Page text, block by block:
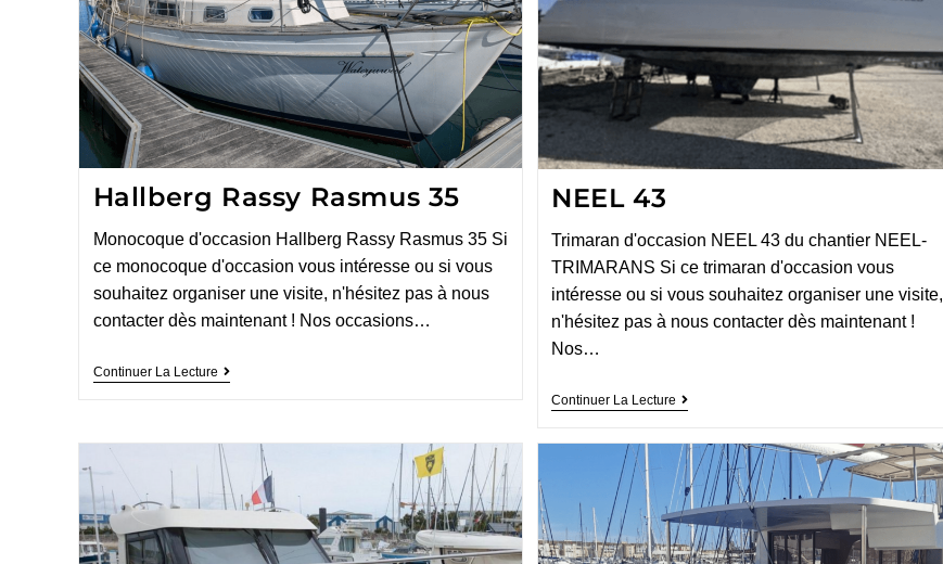
Hallberg Rassy Rasmus 35
Monocoque d'occasion Hallberg Rassy Rasmus 35 Si
ce monocoque d'occasion vous intéresse ou si vous
souhaitez organiser une visite, n'hésitez pas à nous
contacter dès maintenant ! Nos occasions…
Continuer La Lecture
NEEL 43
Trimaran d'occasion NEEL 43 du chantier NEEL-
TRIMARANS Si ce trimaran d'occasion vous
intéresse ou si vous souhaitez organiser une visite,
n'hésitez pas à nous contacter dès maintenant !
Nos…
Continuer La Lecture